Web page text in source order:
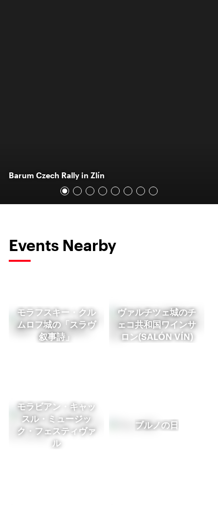
Barum Czech Rally in Zlín
Events Nearby
モラフスキー・クル
ムロフ城の「スラヴ
叙事詩」
ヴァルチツェ城のチ
ェコ共和国ワインサ
ロン(SALÓN VÍN)
モラビアン・キャッ
スル・ミュージッ
ク・フェスティヴァ
ル
ブルノの日